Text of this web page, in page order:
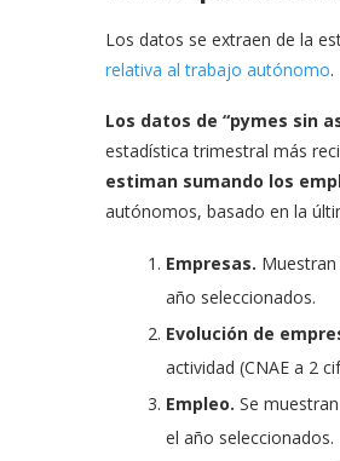
Los datos se extraen de la
relativa al trabajo autónomo.
Los datos de “pymes sin
estadística trimestral más
estiman sumando los
autónomos, basado en la
Empresas.
año seleccionados.
Evolución de
actividad (CNAE a 2
Empleo. Se
el año seleccionados.